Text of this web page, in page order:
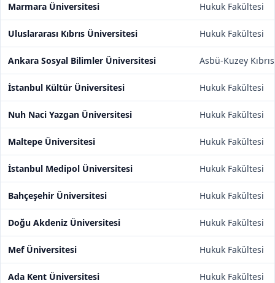
Marmara Üniversitesi Hukuk Fakültesi
Uluslararası Kıbrıs Üniversitesi Hukuk Fakültesi
Ankara Sosyal Bilimler Üniversitesi Asbü-Kuzey
İstanbul Kültür Üniversitesi Hukuk Fakültesi
Nuh Naci Yazgan Üniversitesi Hukuk Fakültesi
Maltepe Üniversitesi Hukuk Fakültesi
İstanbul Medipol Üniversitesi Hukuk Fakültesi
Bahçeşehir Üniversitesi Hukuk Fakültesi
Doğu Akdeniz Üniversitesi Hukuk Fakültesi
Mef Üniversitesi Hukuk Fakültesi
Ada Kent Üniversitesi Hukuk Fakültesi